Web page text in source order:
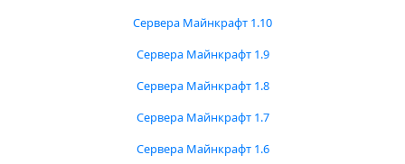
Сервера Майнкрафт 1.10
Сервера Майнкрафт 1.9
Сервера Майнкрафт 1.8
Сервера Майнкрафт 1.7
Сервера Майнкрафт 1.6